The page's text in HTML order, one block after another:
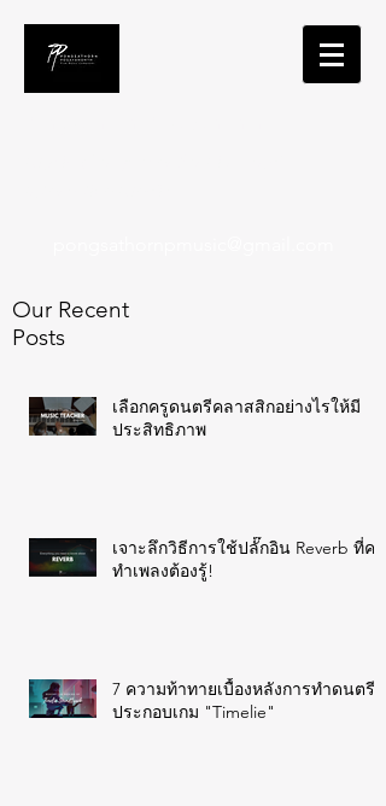
Our Recent
Posts
เลือกครูดนตรีคลาสสิกอย่างไรให้มี
ประสิทธิภาพ
เจาะลึกวิธีการใช้ปลั๊กอิน Reverb ที่คน
ทำเพลงต้องรู้!
7 ความท้าทายเบื้องหลังการทำดนตรี
ประกอบเกม "Timelie"